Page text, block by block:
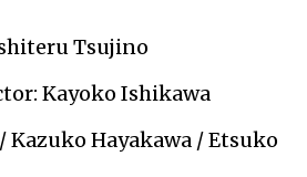
Tsujino
Kayoko Ishikawa
Hayakawa / Etsuko